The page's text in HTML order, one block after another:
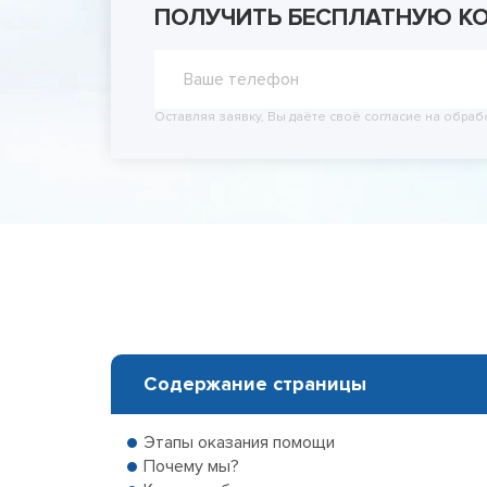
ПОЛУЧИТЬ БЕСПЛАТНУЮ
Оставляя заявку, Вы даёте своё согласие на
Содержание страницы
Этапы оказания помощи
Почему мы?